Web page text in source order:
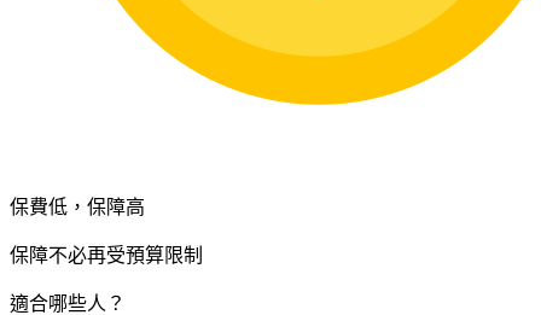
保費低，保障高
保障不必再受預算限制
適合哪些人？